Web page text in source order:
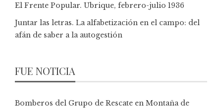
El Frente Popular. Ubrique, febrero-julio 1936
Juntar las letras. La alfabetización en el campo: del
afán de saber a la autogestión
FUE NOTICIA
Bomberos del Grupo de Rescate en Montaña de